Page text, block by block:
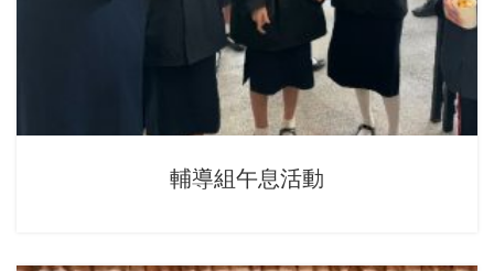
輔導組午息活動